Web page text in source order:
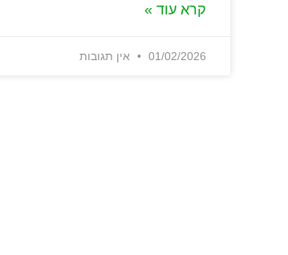
קרא עוד »
01/02/2026 אין תגובות